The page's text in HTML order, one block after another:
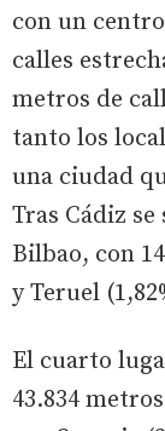
con un
calles
metros de
tanto los
una ciudad
Tras Cádiz
Bilbao, con
y Teruel
El cuarto
43.834